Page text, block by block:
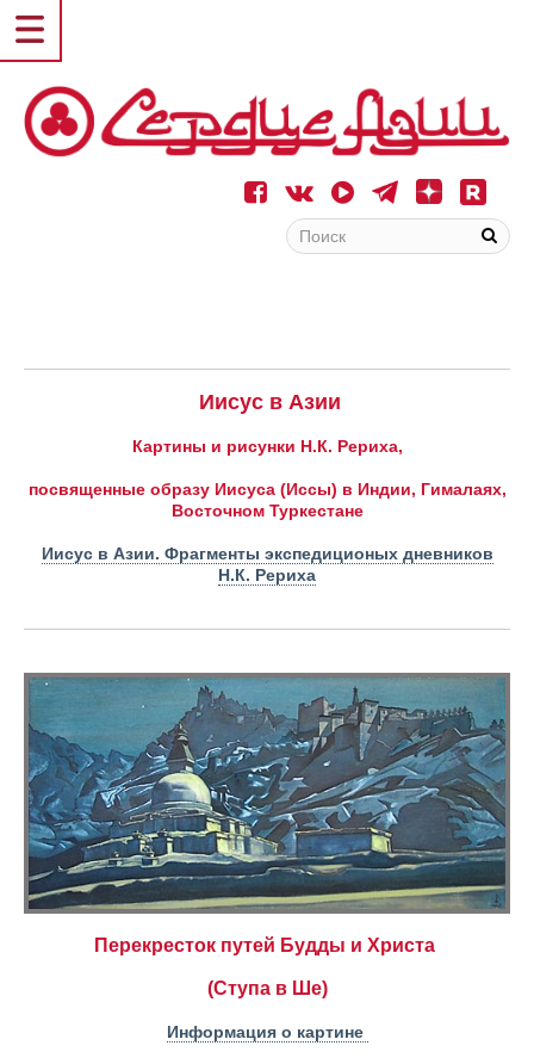
Иисус в Азии
Картины и рисунки Н.К. Рериха,
посвященные образу Иисуса (Иссы) в Индии, Гималаях,
Восточном Туркестане
Иисус в Азии. Фрагменты экспедиционых дневников
Н.К. Рериха
Перекресток путей Будды и Христа
(Ступа в Ше)
Информация о картине